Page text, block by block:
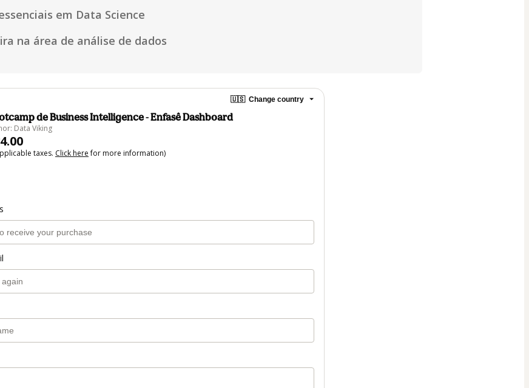
em Data Science
na área de análise de dados
🇺🇸 Change country
de Business Intelligence - Enfasê Dashboard
Data Viking
taxes. Click herefor more information)